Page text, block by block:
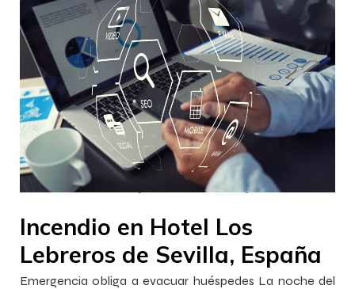
Francisca InnovaJob 5 octubre 2022 – 16:03
Incendio en Hotel Los
Lebreros de Sevilla, España
Emergencia obliga a evacuar huéspedes La noche del